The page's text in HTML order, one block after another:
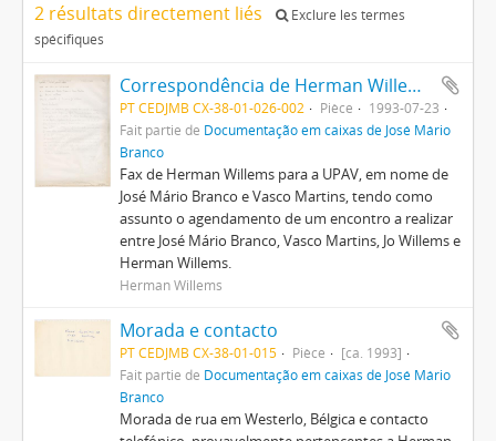
2 résultats directement liés
Exclure les termes
spécifiques
Correspondência de Herman Willems para a UPAV (José Mário Branco e Vasco Martins)
PT CEDJMB CX-38-01-026-002 Pièce
1993-07-23
Fait partie de Documentação em caixas de José Mário
Branco
Fax de Herman Willems para a UPAV, em nome de
José Mário Branco e Vasco Martins, tendo como
assunto o agendamento de um encontro a realizar
entre José Mário Branco, Vasco Martins, Jo Willems e
Herman Willems.
Herman Willems
Morada e contacto
PT CEDJMB CX-38-01-015 Pièce
[ca. 1993]
Fait partie de Documentação em caixas de José Mário
Branco
Morada de rua em Westerlo, Bélgica e contacto